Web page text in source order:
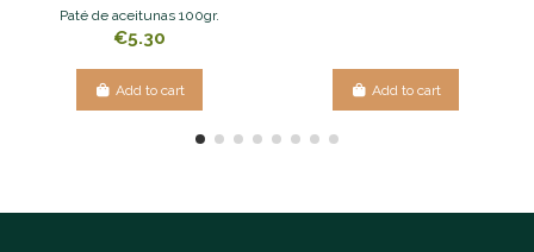
Paté de aceitunas 100gr.
€5.30
Add to cart Add to cart